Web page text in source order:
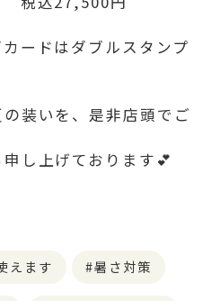
ードはダブルスタンプ
装いを、是非店頭でご
し上げております💕
えます 暑さ対策